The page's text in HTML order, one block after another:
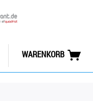
WARENKORB